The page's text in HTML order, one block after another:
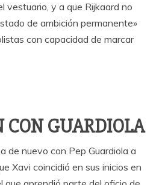
vestuario, y a que Rijkaard no
de ambición permanente»
con capacidad de marcar
CON GUARDIOLA
de nuevo con Pep Guardiola a
Xavi coincidió en sus inicios en